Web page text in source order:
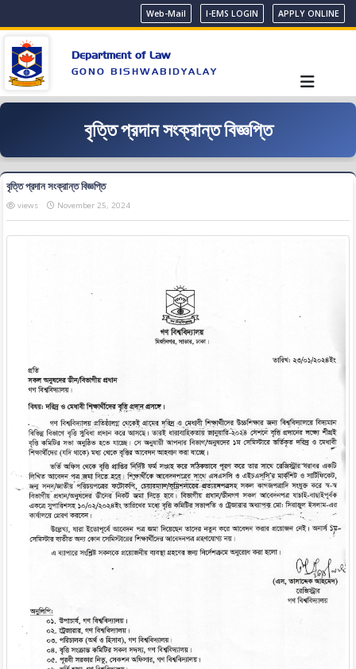
Web-Mail I-EMS LOGIN APPLY ONLINE
Department of Law
GONO BISHWABIDYALAY
বৃত্তি প্রদান সংক্রান্ত বিজ্ঞপ্তি
বৃত্তি প্রদান সংক্রান্ত বিজ্ঞপ্তি
views November 25, 2024